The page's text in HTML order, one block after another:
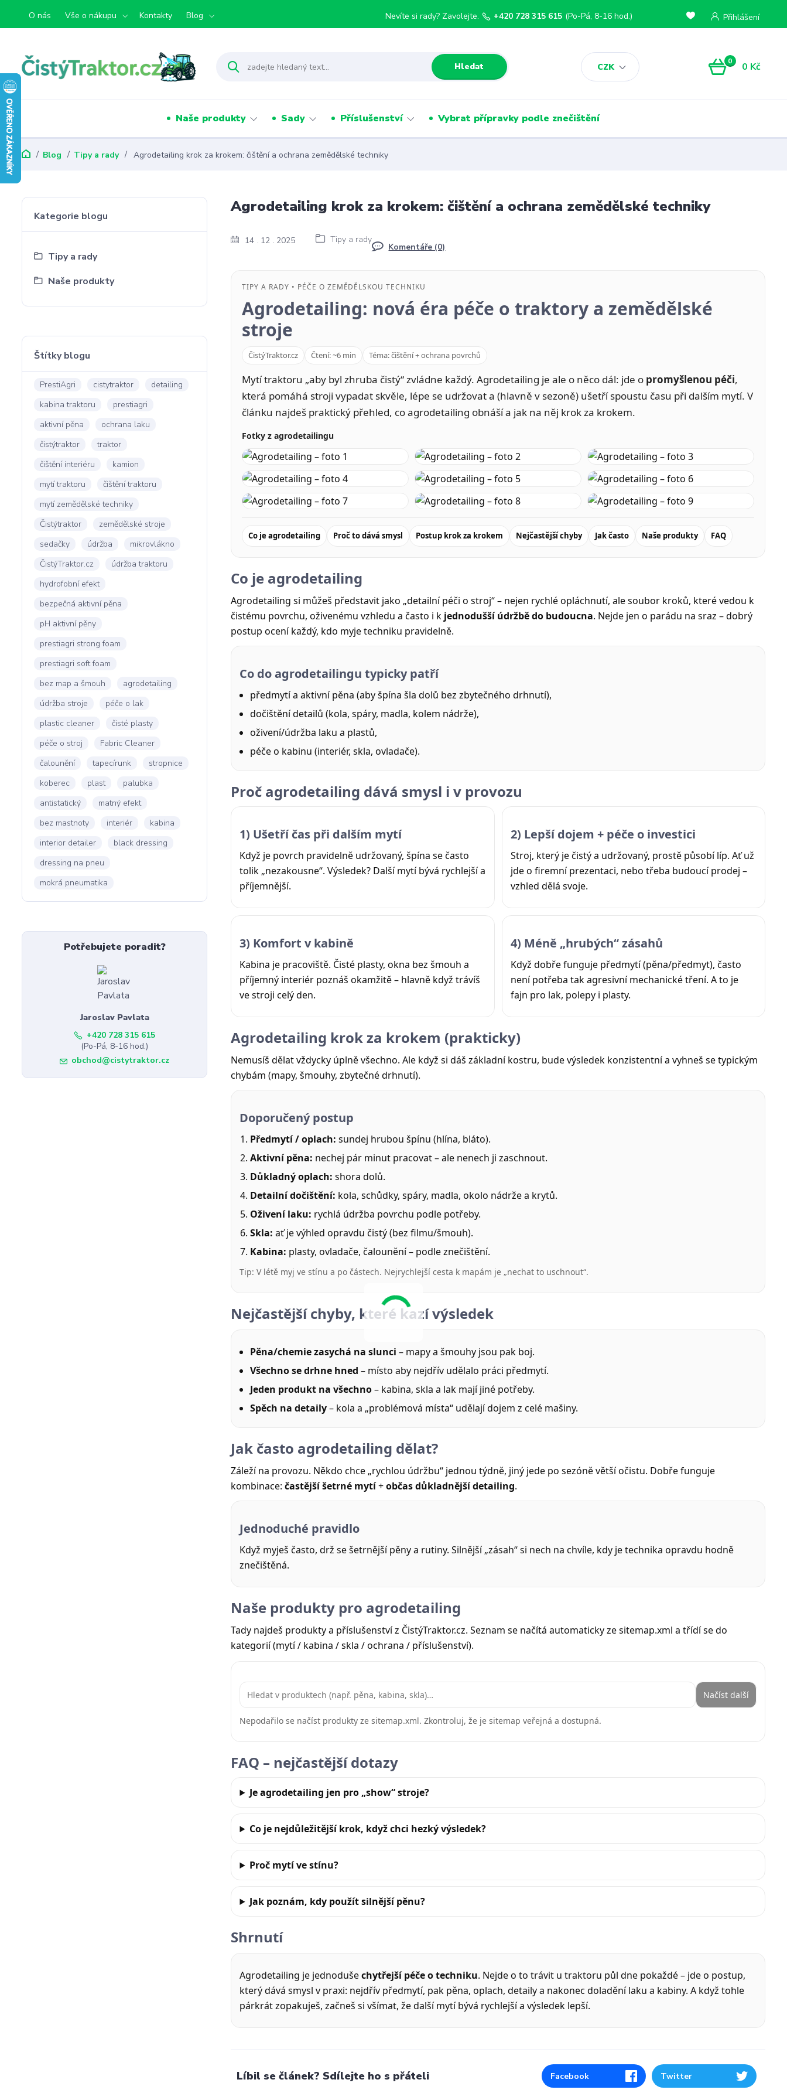
O nás Vše o nákupu Kontakty Blog
CZK
Přihlášení
Hledat
Nevíte si rady? Zavolejte. +420 728 315 615 (Po-Pá, 8-16 hod.)
0 0 Kč
Naše produkty Sady Příslušenství Vybrat přípravky podle znečištění
Blog Tipy a rady Agrodetailing krok za krokem: čištění a ochrana zemědělské techniky
Kategorie blogu
Tipy a rady
Naše produkty
Štítky blogu
PrestiAgri cistytraktor
detailing
kabina traktoru
prestiagri
aktivní pěna
ochrana laku
čistýtraktor
traktor
čištění interiéru
kamion
mytí traktoru
čištění traktoru
mytí zemědělské techniky
Čistýtraktor
zemědělské stroje
sedačky
údržba
mikrovlákno
ČistýTraktor.cz
údržba traktoru
hydrofobní efekt
bezpečná aktivní pěna
pH aktivní pěny
prestiagri strong foam
prestiagri soft foam
bez map a šmouh
agrodetailing
údržba stroje
péče o lak
plastic cleaner
čisté plasty
péče o stroj
Fabric Cleaner
čalounění
tapecírunk
stropnice
koberec
plast
palubka
antistatický
matný efekt
bez mastnoty
interiér
kabina
interior detailer
black dressing
dressing na pneu
mokrá pneumatika
Potřebujete poradit?
Jaroslav Pavlata
+420 728 315 615
(Po-Pá, 8-16 hod.)
obchod@cistytraktor.cz
14 12 2025 Tipy a rady
Komentáře (0)
Agrodetailing krok za krokem: čištění a ochrana zemědělské techniky
TIPY A RADY • PÉČE O ZEMĚDĚLSKOU TECHNIKU
Agrodetailing: nová éra péče o traktory a zemědělské
stroje
ČistýTraktor.cz Čtení: ~6 min Téma: čištění + ochrana povrchů
Mytí traktoru „aby byl zhruba čistý“ zvládne každý. Agrodetailing je ale o něco dál: jde o promyšlenou péči,
která pomáhá stroji vypadat skvěle, lépe se udržovat a (hlavně v sezoně) ušetří spoustu času při dalším mytí. V
článku najdeš praktický přehled, co agrodetailing obnáší a jak na něj krok za krokem.
Fotky z agrodetailingu
Co je agrodetailing Proč to dává smysl Postup krok za krokem Nejčastější chyby Jak často Naše produkty FAQ
Co je agrodetailing
Agrodetailing si můžeš představit jako „detailní péči o stroj“ – nejen rychlé opláchnutí, ale soubor kroků, které vedou k
čistému povrchu, oživenému vzhledu a často i k jednodušší údržbě do budoucna. Nejde jen o parádu na sraz – dobrý
postup ocení každý, kdo myje techniku pravidelně.
Co do agrodetailingu typicky patří
předmytí a aktivní pěna (aby špína šla dolů bez zbytečného drhnutí),
dočištění detailů (kola, spáry, madla, kolem nádrže),
oživení/údržba laku a plastů,
péče o kabinu (interiér, skla, ovladače).
Proč agrodetailing dává smysl i v provozu
1) Ušetří čas při dalším mytí
Když je povrch pravidelně udržovaný, špína se často
tolik „nezakousne“. Výsledek? Další mytí bývá rychlejší a
příjemnější.
2) Lepší dojem + péče o investici
Stroj, který je čistý a udržovaný, prostě působí líp. Ať už
jde o firemní prezentaci, nebo třeba budoucí prodej –
vzhled dělá svoje.
3) Komfort v kabině
Kabina je pracoviště. Čisté plasty, okna bez šmouh a
příjemný interiér poznáš okamžitě – hlavně když trávíš
ve stroji celý den.
4) Méně „hrubých“ zásahů
Když dobře funguje předmytí (pěna/předmyt), často
není potřeba tak agresivní mechanické tření. A to je
fajn pro lak, polepy i plasty.
Agrodetailing krok za krokem (prakticky)
Nemusíš dělat vždycky úplně všechno. Ale když si dáš základní kostru, bude výsledek konzistentní a vyhneš se typickým
chybám (mapy, šmouhy, zbytečné drhnutí).
Doporučený postup
Předmytí / oplach: sundej hrubou špínu (hlína, bláto).
Aktivní pěna: nechej pár minut pracovat – ale nenech ji zaschnout.
Důkladný oplach: shora dolů.
Detailní dočištění: kola, schůdky, spáry, madla, okolo nádrže a krytů.
Oživení laku: rychlá údržba povrchu podle potřeby.
Skla: ať je výhled opravdu čistý (bez filmu/šmouh).
Kabina: plasty, ovladače, čalounění – podle znečištění.
Tip: V létě myj ve stínu a po částech. Nejrychlejší cesta k mapám je „nechat to uschnout“.
Nejčastější chyby, které kazí výsledek
Pěna/chemie zasychá na slunci – mapy a šmouhy jsou pak boj.
Všechno se drhne hned – místo aby nejdřív udělalo práci předmytí.
Jeden produkt na všechno– kabina, skla a lak mají jiné potřeby.
Spěch na detaily– kola a „problémová místa“ udělají dojem z celé mašiny.
Jak často agrodetailing dělat?
Záleží na provozu. Někdo chce „rychlou údržbu“ jednou týdně, jiný jede po sezóně větší očistu. Dobře funguje
kombinace:častější šetrné mytí+občas důkladnější detailing.
Jednoduché pravidlo
Když myješ často, drž se šetrnější pěny a rutiny. Silnější „zásah“ si nech na chvíle, kdy je technika opravdu hodně
znečištěná.
Naše produkty pro agrodetailing
Tady najdeš produkty a příslušenství z ČistýTraktor.cz. Seznam se načítá automaticky ze sitemap.xml a třídí se do
kategorií (mytí / kabina / skla / ochrana / příslušenství).
Načíst další
Nepodařilo se načíst produkty ze sitemap.xml. Zkontroluj, že je sitemap veřejná a dostupná.
FAQ – nejčastější dotazy
Je agrodetailing jen pro „show“ stroje?
Co je nejdůležitější krok, když chci hezký výsledek?
Proč mytí ve stínu?
Jak poznám, kdy použít silnější pěnu?
Shrnutí
Agrodetailing je jednodušechytřejší péče o techniku. Nejde o to trávit u traktoru půl dne pokaždé – jde o postup,
který dává smysl v praxi: nejdřív předmytí, pak pěna, oplach, detaily a nakonec doladění laku a kabiny. A když tohle
párkrát zopakuješ, začneš si všímat, že další mytí bývá rychlejší a výsledek lepší.
Líbil se článek? Sdílejte ho s přáteli Facebook Twitter